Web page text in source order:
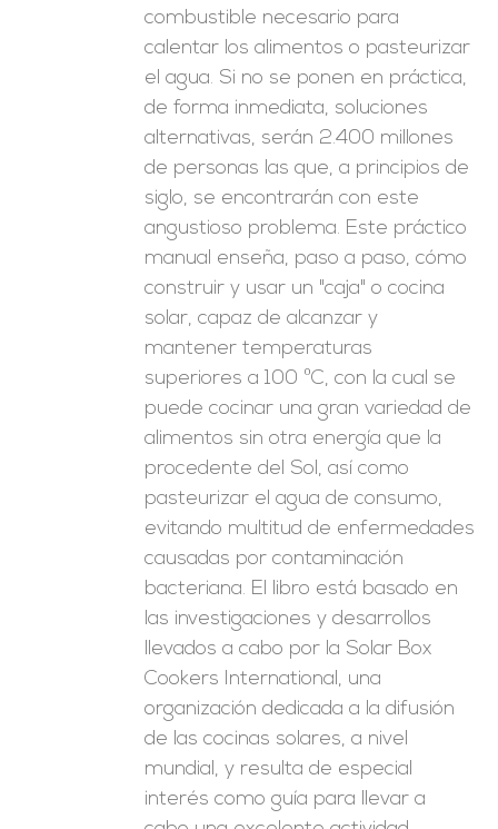
combustible necesario para
calentar los alimentos o pasteurizar
el agua. Si no se ponen en práctica,
de forma inmediata, soluciones
alternativas, serán 2.400 millones
de personas las que, a principios de
siglo, se encontrarán con este
angustioso problema. Este práctico
manual enseña, paso a paso, cómo
construir y usar un "caja" o cocina
solar, capaz de alcanzar y
mantener temperaturas
superiores a 100 ºC, con la cual se
puede cocinar una gran variedad de
alimentos sin otra energía que la
procedente del Sol, así como
pasteurizar el agua de consumo,
evitando multitud de enfermedades
causadas por contaminación
bacteriana. El libro está basado en
las investigaciones y desarrollos
llevados a cabo por la Solar Box
Cookers International, una
organización dedicada a la difusión
de las cocinas solares, a nivel
mundial, y resulta de especial
interés como guía para llevar a